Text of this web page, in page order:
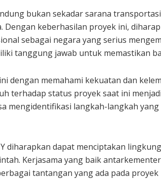
bukan sekadar sarana
Dengan keberhasilan proyek ini,
sebagai negara yang serius
tanggung jawab untuk memastikan
dengan memahami kekuatan dan
terhadap status proyek saat ini
mengidentifikasi langkah-langkah
diharapkan dapat menciptakan
Kerjasama yang baik
tantangan yang ada pada proyek